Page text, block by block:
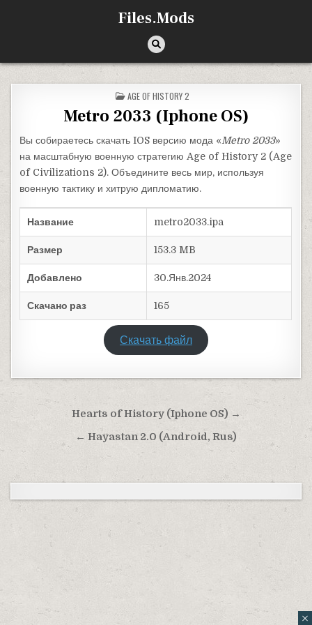
Files.Mods
ОПУБЛИКОВАНО В
AGE OF HISTORY 2
Metro 2033 (Iphone OS)
Вы собираетесь скачать IOS версию мода «Metro 2033»
на масштабную военную стратегию Age of History 2 (Age
of Civilizations 2). Объедините весь мир, используя
военную тактику и хитрую дипломатию.
Название metro2033.ipa
Размер 153.3 MB
Добавлено 30.Янв.2024
Скачано раз 165
Скачать файл
Навигация по записям
Hearts of History (Iphone OS) →
← Hayastan 2.0 (Android, Rus)